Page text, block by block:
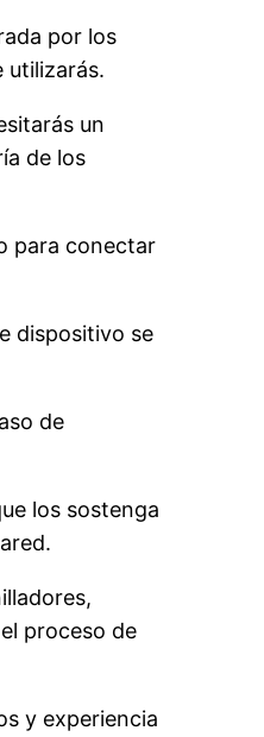
por los
utilizarás.
un
de los
para conectar
dispositivo se
de
los sostenga
proceso de
y experiencia